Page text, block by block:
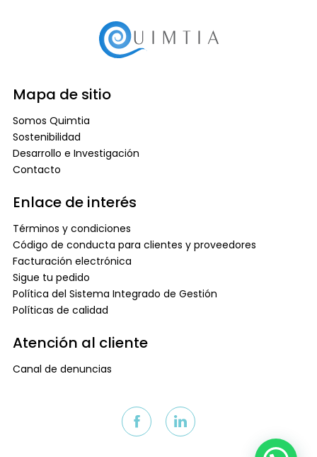
Mapa de sitio
Somos Quimtia
Sostenibilidad
Desarrollo e Investigación
Contacto
Enlace de interés
Términos y condiciones
Código de conducta para clientes y proveedores
Facturación electrónica
Sigue tu pedido
Política del Sistema Integrado de Gestión
Políticas de calidad
Atención al cliente
Canal de denuncias